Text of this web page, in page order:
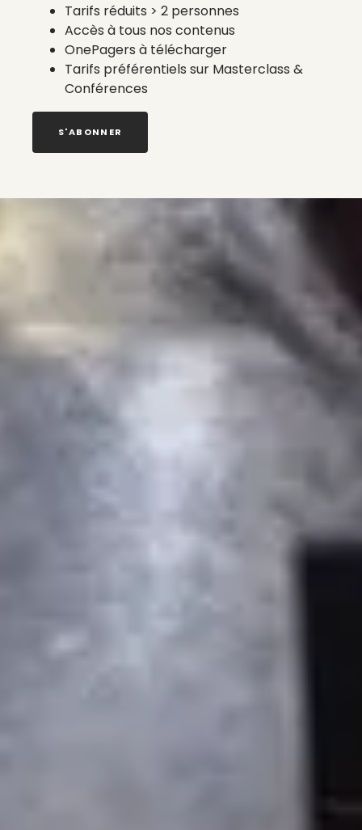
Tarifs réduits > 2 personnes
Accès à tous nos contenus
OnePagers à télécharger
Tarifs préférentiels sur Masterclass &
Conférences
S'ABONNER